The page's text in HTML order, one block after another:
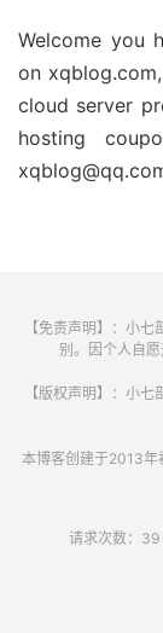
Welcome you
on
cloud server
hosting
【免责声明】：小
别。因个人自
【版权声明】：小
本博客创建于2013年
请求次数：